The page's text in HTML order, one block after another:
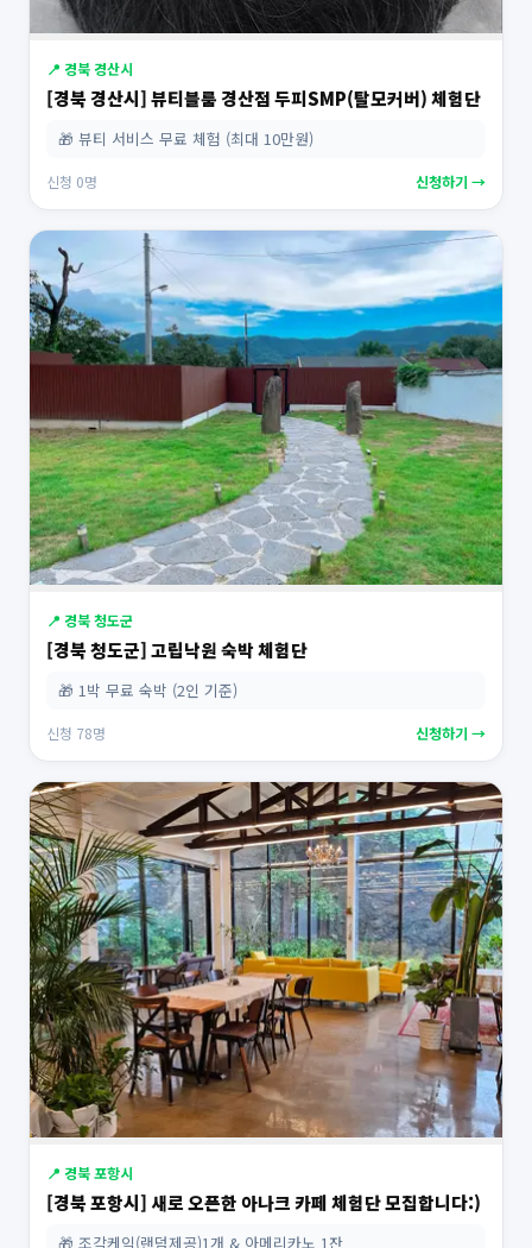
📍 경북 경산시
[경북 경산시] 뷰티블룸 경산점 두피SMP(탈모커버) 체험단
🎁 뷰티 서비스 무료 체험 (최대 10만원)
신청 0명 신청하기 →
📍 경북 청도군
[경북 청도군] 고립낙원 숙박 체험단
🎁 1박 무료 숙박 (2인 기준)
신청 78명 신청하기 →
📍 경북 포항시
[경북 포항시] 새로 오픈한 아나크 카페 체험단 모집합니다:)
🎁 조각케익(랜덤제공)1개 & 아메리카노 1잔